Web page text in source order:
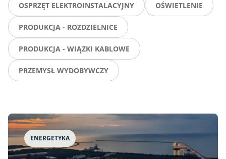
OSPRZĘT ELEKTROINSTALACYJNY OŚWIETLENIE
PRODUKCJA - ROZDZIELNICE
PRODUKCJA - WIĄZKI KABLOWE
PRZEMYSŁ WYDOBYWCZY
ENERGETYKA